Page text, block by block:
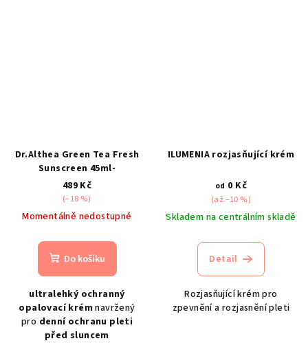
Dr.Althea Green Tea Fresh
Sunscreen 45ml-
489 Kč
(–18 %)
Momentálně nedostupné
Do košíku
ultralehký ochranný
opalovací krém navržený
pro denní ochranu pleti
před sluncem
ILUMENIA rozjasňující krém
od 0 Kč
(až –10 %)
Skladem na centrálním skladě
Detail
Rozjasňující krém pro
zpevnění a rozjasnění pleti